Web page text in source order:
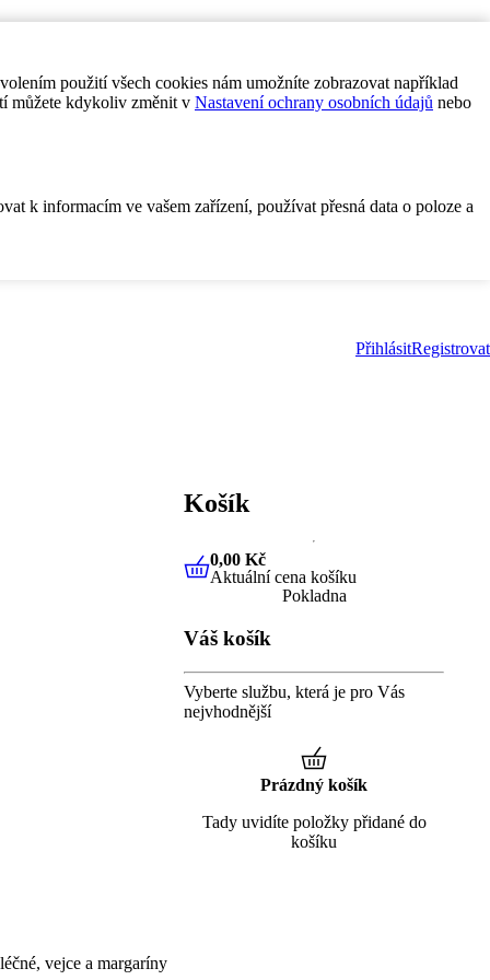
použití všech cookies nám umožníte zobrazovat například
můžete kdykoliv změnit v Nastavení ochrany osobních údajů nebo
k informacím ve vašem zařízení, používat přesná data o poloze a
PřihlásitRegistrovat
vejce a margaríny
Košík
0,00 KčAktuální cena košíku
0,00 Kč
Aktuální cena košíku
Pokladna
Váš košík
Vyberte službu, která je pro Vás
nejvhodnější
Prázdný košík
Tady uvidíte položky přidané do
košíku